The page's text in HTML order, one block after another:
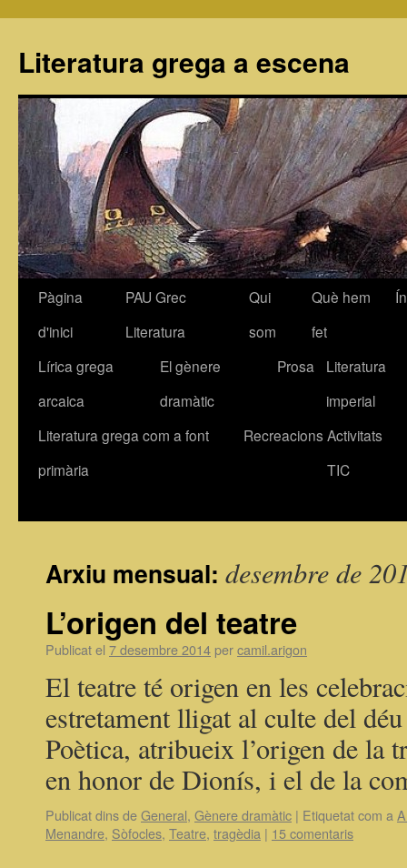
Literatura grega a escena
Vés
contingut
Pàgina
d'inici
PAU Grec
Literatura
Qui
som
Què hem
fet
Lírica grega
arcaica
El gènere
dramàtic
Prosa
Literatura
imperial
Literatura grega com a font
primària
Recreacions Activitats
TIC
Arxiu mensual: desembre de
L’origen del teatre
Publicat el 7 desembre 2014 percamil.arigon
El teatre té origen en les
estretament lligat al culte del
Poètica, atribueix l’origen de la
en honor de Dionís, i el de la
Publicat dins deGeneral, Gènere dramàtic | Etiquetat com a
Menandre, Sòfocles, Teatre, tragèdia | 15 comentaris